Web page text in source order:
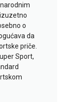
o
da
priče.
Sport,